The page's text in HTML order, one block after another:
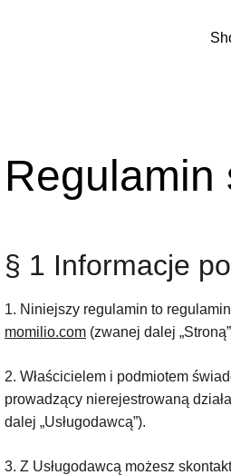
Regulamin
§ 1 Informacje
1. Niniejszy regulamin to
momilio.com (zwanej dalej
2. Właścicielem i podmiotem
prowadzący nierejestrowaną
dalej „Usługodawcą”).
3. Z Usługodawcą możesz